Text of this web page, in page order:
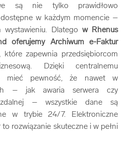
są nie tylko prawidłowo
w każdym momencie –
Dlatego w Rhenus
oferujemy Archiwum e-Faktur
, które zapewnia przedsiębiorcom
Dzięki centralnemu
mieć pewność, że nawet w
– jak awaria serwera czy
– wszystkie dane są
w trybie 24/7. Elektroniczne
rozwiązanie skuteczne i w pełni